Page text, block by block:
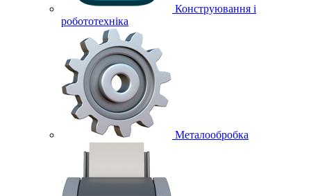
Конструювання і
робототехніка
Металообробка